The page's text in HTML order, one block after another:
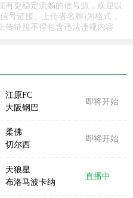
有更稳定流畅的信号源，欢迎以
号链接、上传者名称)为格式，
传链接不得包含违法违规内容
江原FC
大阪钢巴
即将开始
柔佛
切尔西
即将开始
天狼星
布洛马波卡纳
直播中